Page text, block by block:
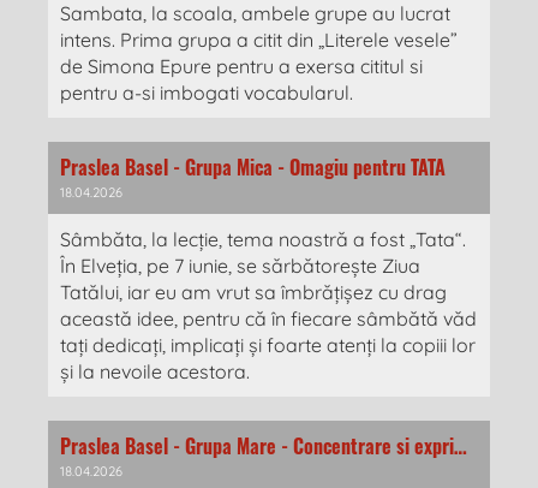
Sambata, la scoala, ambele grupe au lucrat
intens. Prima grupa a citit din „Literele vesele”
de Simona Epure pentru a exersa cititul si
pentru a-si imbogati vocabularul.
Praslea Basel - Grupa Mica - Omagiu pentru TATA
18.04.2026
Sâmbăta, la lecție, tema noastră a fost „Tata“.
În Elveția, pe 7 iunie, se sărbătorește Ziua
Tatălui, iar eu am vrut sa îmbrățișez cu drag
această idee, pentru că în fiecare sâmbătă văd
tați dedicați, implicați și foarte atenți la copiii lor
și la nevoile acestora.
Praslea Basel - Grupa Mare - Concentrare si exprimare
18.04.2026